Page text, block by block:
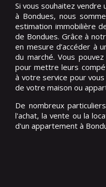
Si vous souhaitez vendre
à Bondues, nous
estimation immobilière
de Bondues. Grâce à
en mesure d’accéder à
du marché. Vous
pour mettre leurs
à votre service pour
de votre maison ou
De nombreux
l'achat, la vente ou la
d'un appartement à